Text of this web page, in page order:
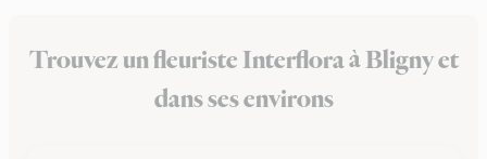
Trouvez un fleuriste Interflora à Bligny et
dans ses environs